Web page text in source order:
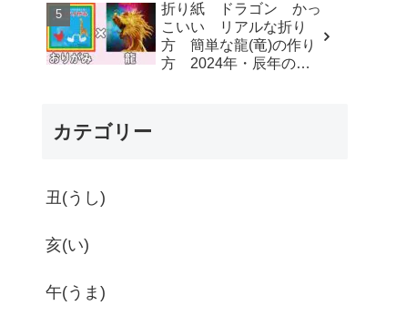
折り紙 ドラゴン かっ
こいい リアルな折り
方 簡単な龍(竜)の作り
方 2024年・辰年の干
カテゴリー
丑(うし)
亥(い)
午(うま)